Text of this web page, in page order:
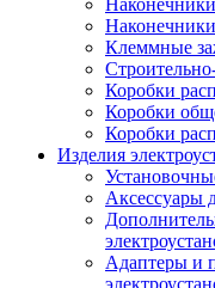
Клеммные
Коробки
Коробки
Коробки
Изделия
Аксессуары
Адаптеры и